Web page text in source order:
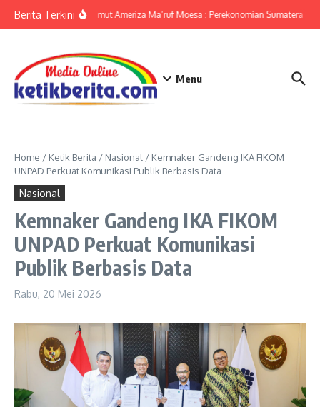
Berita TerkiniKPwBI Sumut Ameriza Ma’ruf Moesa : Perekonomian Sumatera
Menu
Home / Ketik Berita / Nasional / Kemnaker Gandeng IKA FIKOM
UNPAD Perkuat Komunikasi Publik Berbasis Data
Nasional
Kemnaker Gandeng IKA FIKOM
UNPAD Perkuat Komunikasi
Publik Berbasis Data
Rabu, 20 Mei 2026